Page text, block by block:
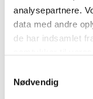
analysepartnere.
data med andre
de har indsamlet
Nødvendig
December 2021
Oktober 2021